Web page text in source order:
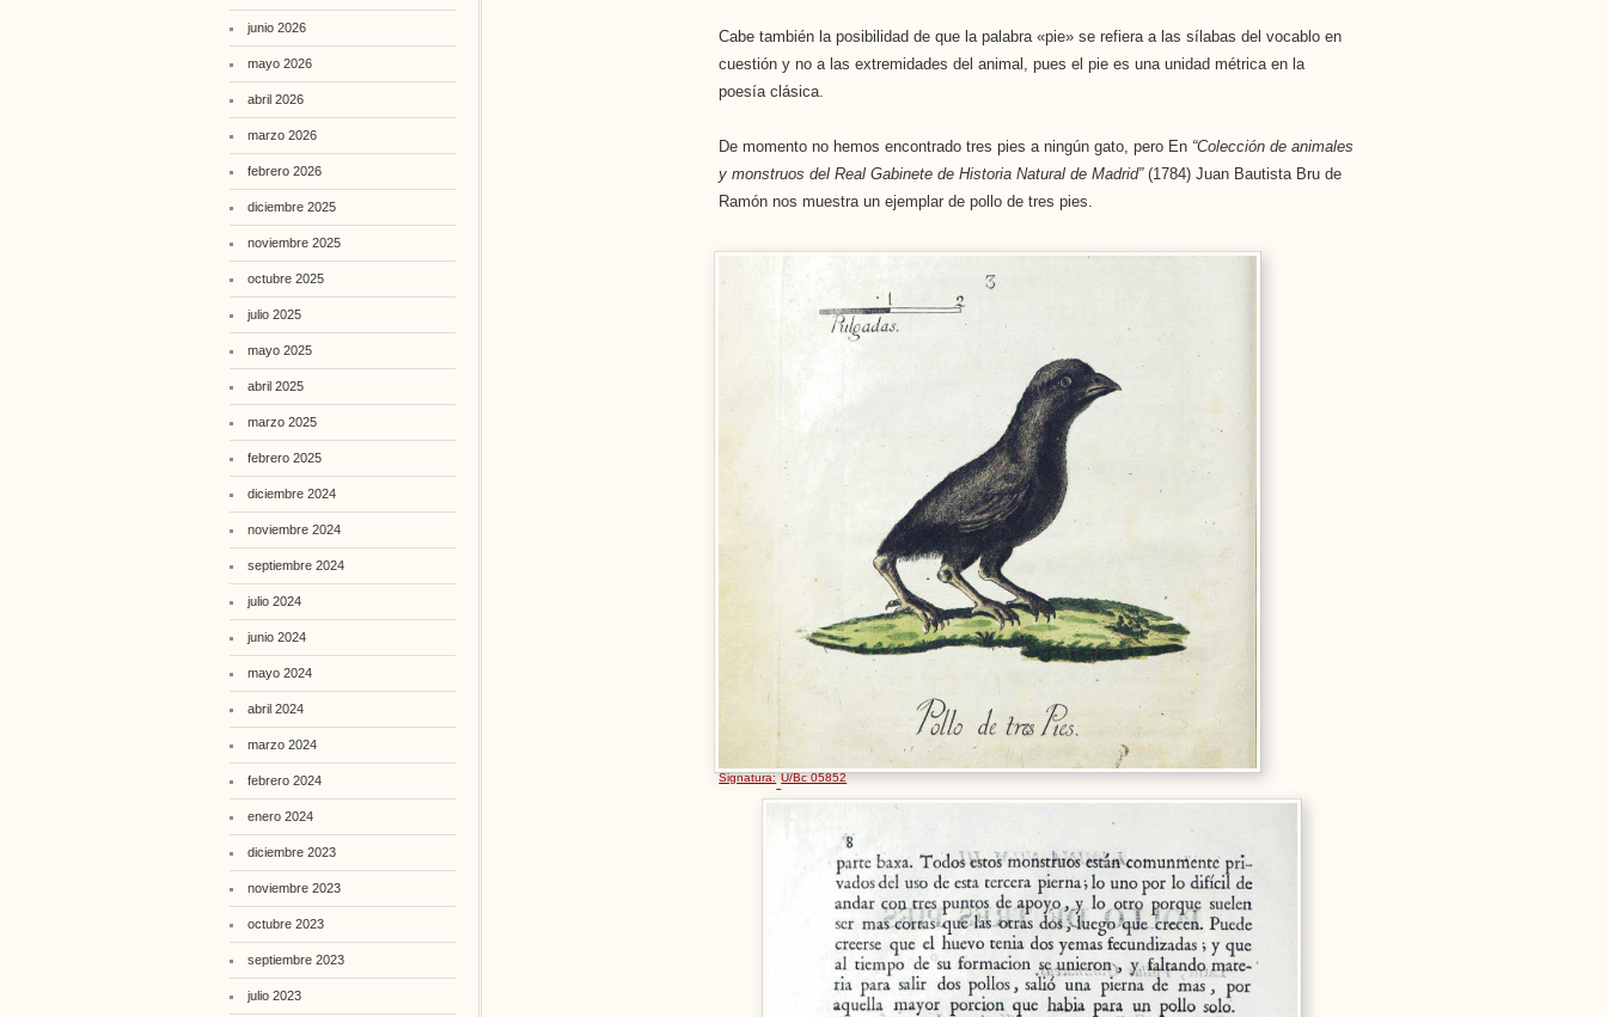
Cabe también la posibilidad de que la palabra «pie» se refiera a las sílabas del vocablo en
cuestión y no a las extremidades del animal, pues el pie es una unidad métrica en la
poesía clásica.
De momento no hemos encontrado tres pies a ningún gato, pero En “Colección de animales
y monstruos del Real Gabinete de Historia Natural de Madrid”(1784) Juan Bautista Bru de
Ramón nos muestra un ejemplar de pollo de tres pies.
Signatura: U/Bc 05852
junio 2026
mayo 2026
abril 2026
marzo 2026
febrero 2026
diciembre 2025
noviembre 2025
octubre 2025
julio 2025
mayo 2025
abril 2025
marzo 2025
febrero 2025
diciembre 2024
noviembre 2024
septiembre 2024
julio 2024
junio 2024
mayo 2024
abril 2024
marzo 2024
febrero 2024
enero 2024
diciembre 2023
noviembre 2023
octubre 2023
septiembre 2023
julio 2023